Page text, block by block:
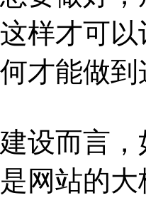
样才可
才能做
设而言
网站的